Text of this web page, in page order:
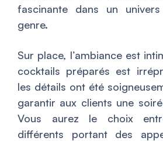
fascinante dans un
genre.
Sur place, l’ambiance est
cocktails préparés est
les détails ont été
garantir aux clients une
Vous aurez le choix
différents portant des